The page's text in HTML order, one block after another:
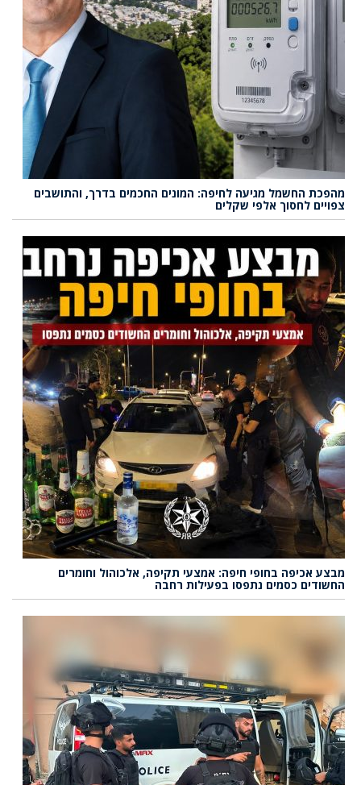
מהפכת החשמל מגיעה לחיפה: המונים החכמים בדרך, והתושבים
צפויים לחסוך אלפי שקלים
מבצע אכיפה בחופי חיפה: אמצעי תקיפה, אלכוהול וחומרים
החשודים כסמים נתפסו בפעילות רחבה